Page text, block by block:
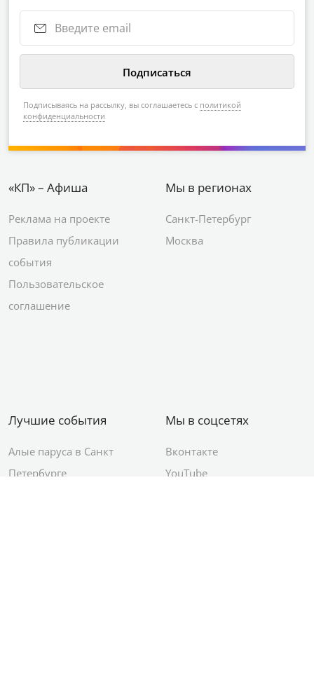
Подписываясь на рассылку, вы соглашаетесь с политикой
конфиденциальности
«КП» – Афиша
Реклама на проекте
Правила публикации
события
Пользовательское
соглашение
Мы в регионах
Санкт-Петербург
Москва
Лучшие события
Алые паруса в Санкт
Петербурге
Мы в соцсетях
Вконтакте
YouTube